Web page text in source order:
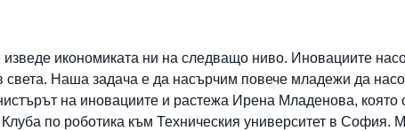
икономиката ни на следващо ниво. Иновациите
света. Наша задача е да насърчим повече младежи да
на иновациите и растежа Ирена Младенова, която
Клуба по роботика към Техническия университет в София.